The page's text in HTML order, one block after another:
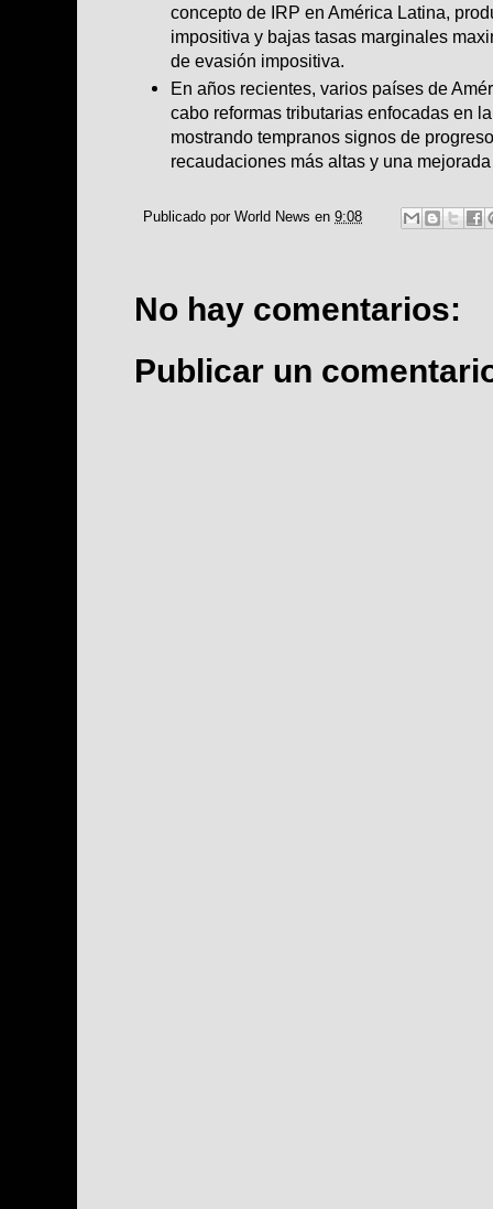
concepto de IRP en América Latina,
impositiva y bajas tasas marginales
de evasión impositiva.
En años recientes, varios países de
cabo reformas tributarias enfocadas en
mostrando tempranos signos de
recaudaciones más altas y una
Publicado por World News en 9:08
No hay comentarios:
Publicar un